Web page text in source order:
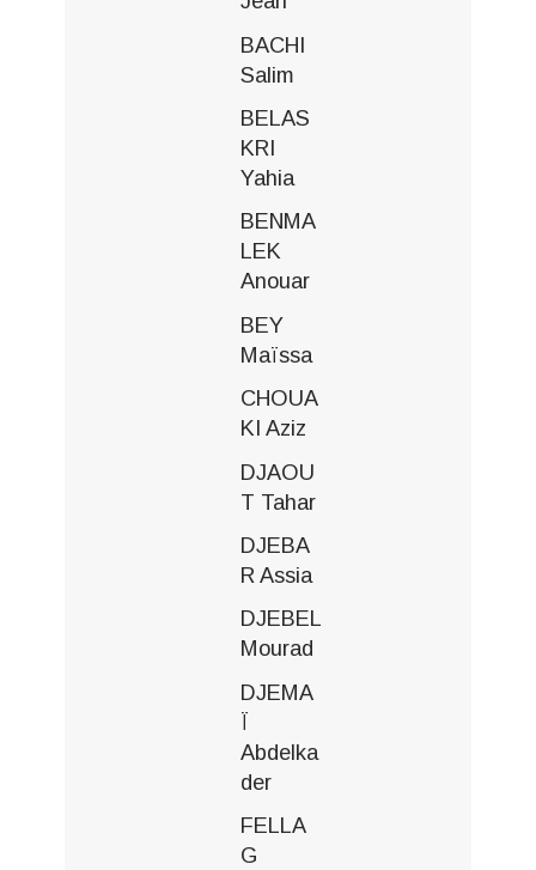
BACHI
Salim
BELAS
KRI
Yahia
BENMA
LEK
Anouar
BEY
Maïssa
CHOUA
KI Aziz
DJAOU
T Tahar
DJEBA
R Assia
DJEBEL
Mourad
DJEMA
Ï
Abdelka
der
FELLA
G